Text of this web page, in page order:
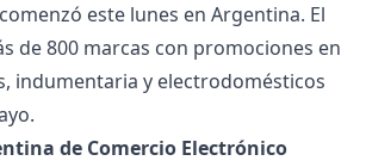
este lunes en Argentina. El
de 800 marcas con promociones en
indumentaria y electrodomésticos
de Comercio Electrónico